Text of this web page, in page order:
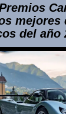
mejores
del año